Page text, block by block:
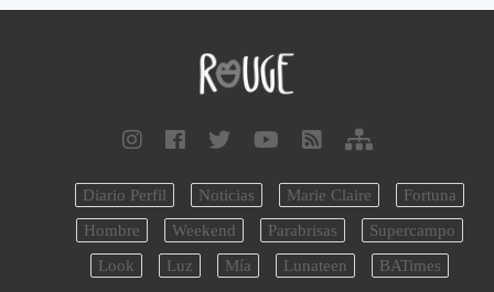
Diario Perfil Noticias Marie Claire
Fortuna
Hombre
Weekend Parabrisas
Supercampo
Look
Luz Mía Lunateen BATimes